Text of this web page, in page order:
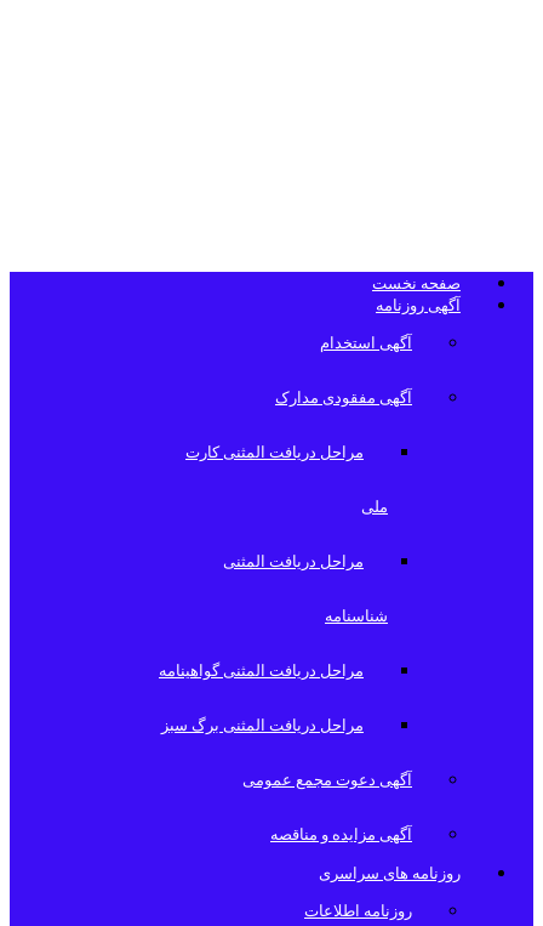
صفحه نخست
آگهی روزنامه
آگهی استخدام
آگهی مفقودی مدارک
مراحل دریافت المثنی کارت
ملی
مراحل دریافت المثنی
شناسنامه
مراحل دریافت المثنی گواهینامه
مراحل دریافت المثنی برگ سبز
آگهی دعوت مجمع عمومی
آگهی مزایده و مناقصه
روزنامه های سراسری
روزنامه اطلاعات